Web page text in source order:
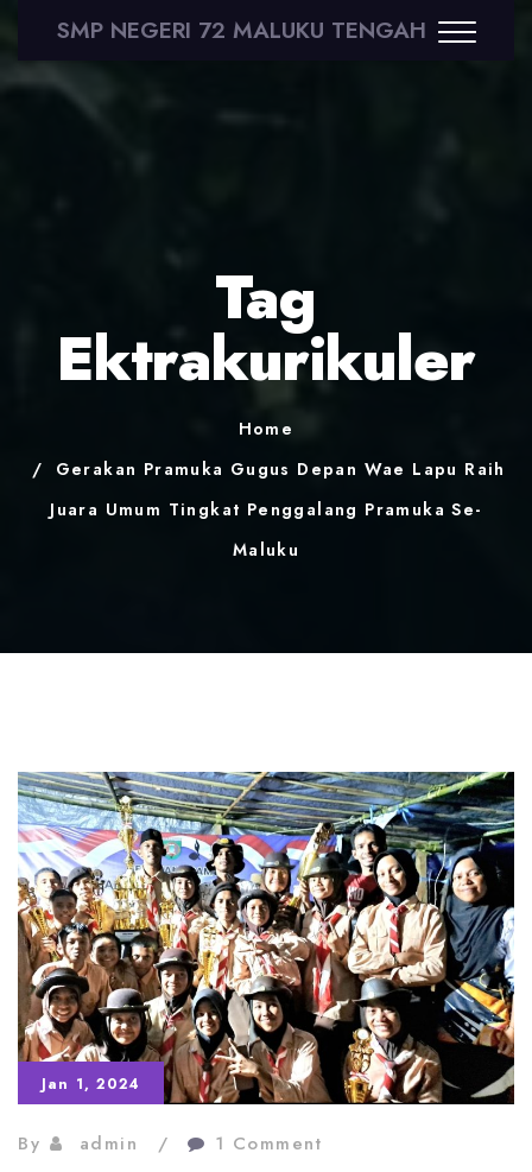
SMP NEGERI 72 MALUKU TENGAH
Tag
Ektrakurikuler
Home
Gerakan Pramuka Gugus Depan Wae Lapu Raih
Juara Umum Tingkat Penggalang Pramuka Se-
Maluku
Jan 1, 2024
By admin 1 Comment